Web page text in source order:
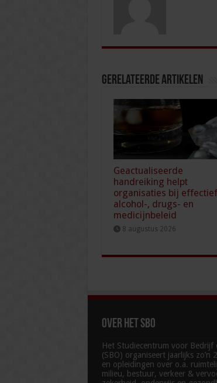
Gerelateerde Artikelen
Geactualiseerde
handreiking helpt
organisaties bij effectief
alcohol-, drugs- en
medicijnbeleid
8 augustus 2026
Over het SBO
Het Studiecentrum voor Bedrijf
(SBO) organiseert jaarlijks zo’n
en opleidingen over o.a.
milieu, bestuur, verkeer &